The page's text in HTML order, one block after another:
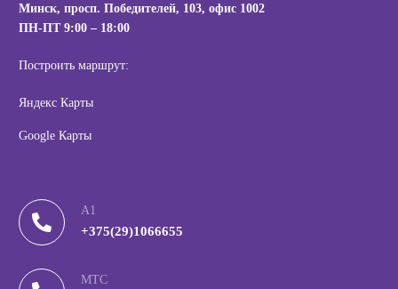
Минск, просп. Победителей, 103,офис 1002
ПН-ПТ 9:00 – 18:00
Построить маршрут:
Яндекс Карты
Google Карты
А1
+375(29)1066655
МТС